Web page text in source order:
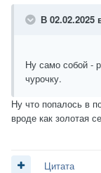
В 02.02.2025
Ну само собой -
чурочку.
Ну что попалось в
вроде как золотая
Цитата